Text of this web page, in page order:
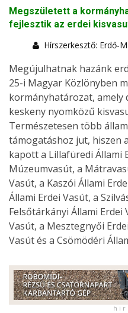
Megszületett a
fejlesztik az erdei
Hírszerkesztő: Erdő-
Megújulhatnak hazánk
25-i Magyar Közlönyben
kormányhatározat,
keskeny nyomközű
Természetesen több
támogatáshoz jut, hiszen
kapott a Lillafüredi Állami
Múzeumvasút, a
Vasút, a Kaszói Állami
Állami Erdei Vasút, a
Felsőtárkányi Állami Erdei
Vasút, a Mesztegnyői
Vasút és a Csömödéri
h i r